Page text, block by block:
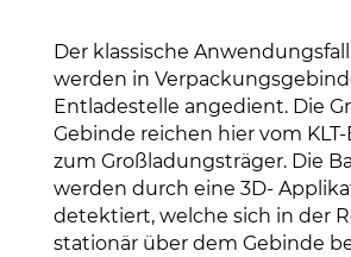
Der klassische
werden in
Entladestelle angedient. Die
Gebinde reichen hier vom
zum Großladungsträger. Die
werden durch eine 3D-
detektiert, welche sich in der
stationär über dem Gebinde